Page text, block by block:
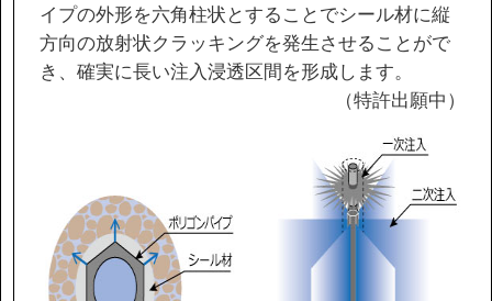
イプの外形を六角柱状とすることでシール材に縦
方向の放射状クラッキングを発生させることがで
き、確実に長い注入浸透区間を形成します。
（特許出願中）